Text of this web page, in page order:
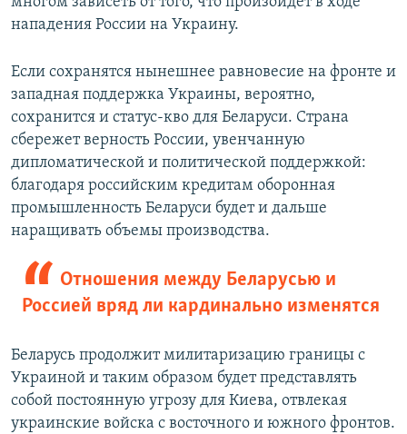
нападения России на Украину.
Если сохранятся нынешнее равновесие на фронте и
западная поддержка Украины, вероятно,
сохранится и статус-кво для Беларуси. Страна
сбережет верность России, увенчанную
дипломатической и политической поддержкой:
благодаря российским кредитам оборонная
промышленность Беларуси будет и дальше
наращивать объемы производства.
Отношения между Беларусью и
Россией вряд ли кардинально изменятся
Беларусь продолжит милитаризацию границы с
Украиной и таким образом будет представлять
собой постоянную угрозу для Киева, отвлекая
украинские войска с восточного и южного фронтов.